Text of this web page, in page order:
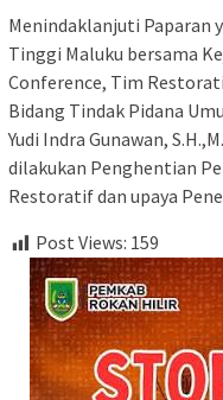
Menindaklanjuti Paparan
Tinggi Maluku bersama
Conference, Tim
Bidang Tindak Pidana
Yudi Indra Gunawan,
dilakukan Penghentian
Restoratif dan upaya
Post Views: 159